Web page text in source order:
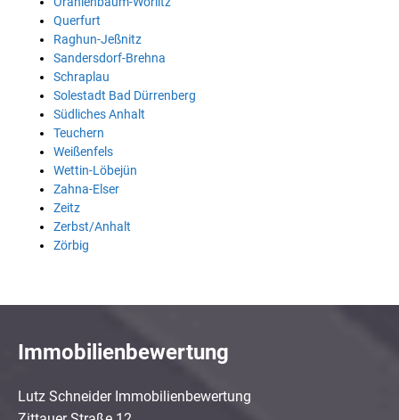
Querfurt
Raghun-Jeßnitz
Sandersdorf-Brehna
Schraplau
Solestadt Bad Dürrenberg
Südliches Anhalt
Teuchern
Weißenfels
Wettin-Löbejün
Zahna-Elser
Zeitz
Zerbst/Anhalt
Zörbig
Immobilienbewertung
Lutz Schneider Immobilienbewertung